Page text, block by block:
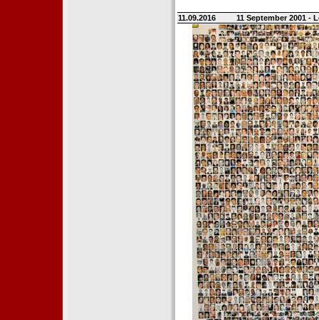
11.09.2016 11 September 2001 -